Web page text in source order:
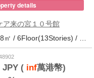
details
ア来の宮１０号館
JPY (inf萬港幣)